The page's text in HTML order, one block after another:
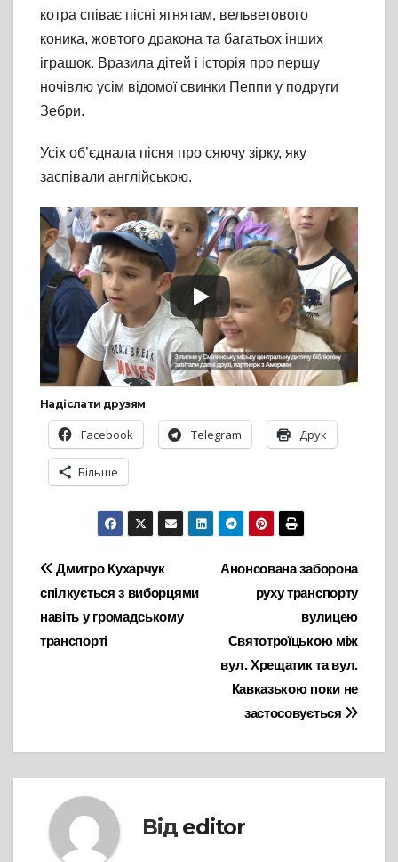
котра співає пісні ягнятам, вельветового
коника, жовтого дракона та багатьох інших
іграшок. Вразила дітей і історія про першу
ночівлю усім відомої свинки Пеппи у подруги
Зебри.
Усіх об’єднала пісня про сяючу зірку, яку
заспівали англійською.
Надіслати друзям
Facebook Telegram Друк
Більше
Навігація
записів
Анонсована заборона
руху транспорту
вулицею
Святотроїцькою між
вул. Хрещатик та вул.
Кавказькою поки не
застосовується
Дмитро Кухарчук
спілкується з виборцями
навіть у громадському
транспорті
Від editor